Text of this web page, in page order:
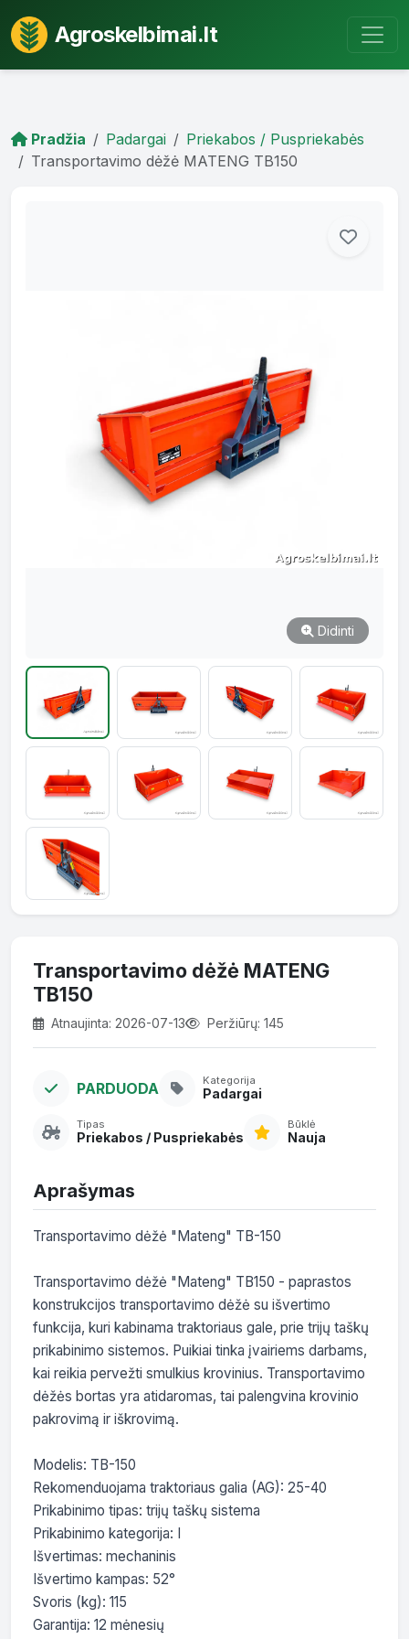
Agroskelbimai.lt
Pradžia Padargai
Priekabos / Puspriekabės
Transportavimo dėžė MATENG TB150
Didinti
Transportavimo dėžė MATENG
TB150
Atnaujinta: 2026-07-13 Peržiūrų: 145
PARDUODA Kategorija
Padargai
Tipas
Priekabos / Puspriekabės
Būklė
Nauja
Aprašymas
Transportavimo dėžė "Mateng" TB-150
Transportavimo dėžė "Mateng" TB150 - paprastos
konstrukcijos transportavimo dėžė su išvertimo
funkcija, kuri kabinama traktoriaus gale, prie trijų taškų
prikabinimo sistemos. Puikiai tinka įvairiems darbams,
kai reikia pervežti smulkius krovinius. Transportavimo
dėžės bortas yra atidaromas, tai palengvina krovinio
pakrovimą ir iškrovimą.
Modelis: TB-150
Rekomenduojama traktoriaus galia (AG): 25-40
Prikabinimo tipas: trijų taškų sistema
Prikabinimo kategorija: I
Išvertimas: mechaninis
Išvertimo kampas: 52°
Svoris (kg): 115
Garantija: 12 mėnesių